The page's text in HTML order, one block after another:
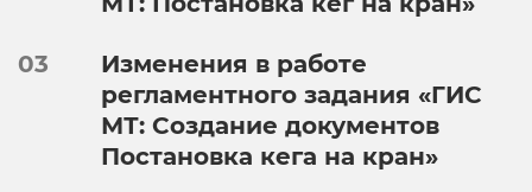
03
Изменения в работе
регламентного задания «ГИС
МТ: Создание документов
Постановка кега на кран»